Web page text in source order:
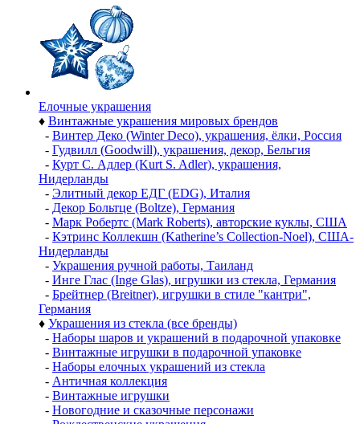
Елочные украшения
♦ Винтажные украшения мировых брендов
- Винтер Деко (Winter Deco), украшения, ёлки, Россия
- Гудвилл (Goodwill), украшения, декор, Бельгия
- Курт С. Адлер (Kurt S. Adler), украшения,
Нидерланды
- Элитный декор ЕДГ (EDG), Италия
- Декор Больтце (Boltze), Германия
- Марк Робертс (Mark Roberts), авторские куклы, США
- Кэтринс Коллекшн (Katherine’s Collection-Noel), США-
Нидерланды
- Украшения ручной работы, Таиланд
- Инге Глас (Inge Glas), игрушки из стекла, Германия
- Брейтнер (Breitner), игрушки в стиле "кантри",
Германия
♦ Украшения из стекла (все бренды)
- Наборы шаров и украшений в подарочной упаковке
- Винтажные игрушки в подарочной упаковке
- Наборы елочных украшений из стекла
- Античная коллекция
- Винтажные игрушки
- Новогодние и сказочные персонажи